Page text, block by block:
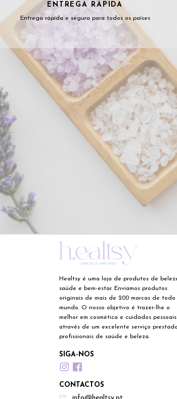
ENTREGA RÁPIDA
Entrega rápida e segura para todos os países
Healtsy é uma loja de produtos de
saúde e bem-estar. Enviamos produtos
originais de mais de 200 marcas de todo
mundo. O nosso objetivo é trazer-lhe o
melhor em cosmética e cuidados pessoais
através de um excelente serviço
profissionais de saúde e beleza.
SIGA-NOS
CONTACTOS